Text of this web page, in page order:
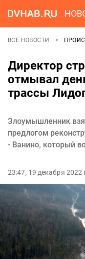
ВСЕ НОВОСТИ
Директор
отмывал
трассы
Злоумышленник
предлогом
- Ванино, который
23:47, 19 декабря 2022